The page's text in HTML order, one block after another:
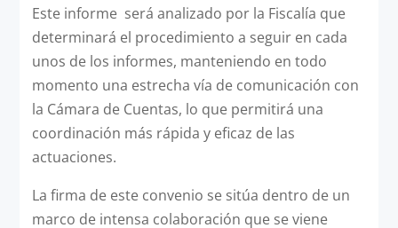
Este informe será analizado por la Fiscalía que
determinará el procedimiento a seguir en cada
unos de los informes, manteniendo en todo
momento una estrecha vía de comunicación con
la Cámara de Cuentas, lo que permitirá una
coordinación más rápida y eficaz de las
actuaciones.
La firma de este convenio se sitúa dentro de un
marco de intensa colaboración que se viene